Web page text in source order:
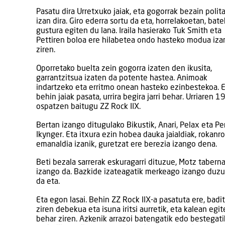
Pasatu dira Urretxuko jaiak, eta gogorrak bezain
izan dira. Giro ederra sortu da eta, horrelakoetan,
gustura egiten du lana. Iraila hasierako Tuk Smith eta
Pettiren boloa ere hilabetea ondo hasteko modua
ziren.
Oporretako buelta zein gogorra izaten den ikusita,
garrantzitsua izaten da potente hastea. Animoak
indartzeko eta erritmo onean hasteko ezinbestekoa.
behin jaiak pasata, urrira begira jarri behar. Urriaren
ospatzen baitugu ZZ Rock IIX.
Bertan izango ditugulako Bikustik, Anari, Pelax eta
Ikynger. Eta itxura ezin hobea dauka jaialdiak,
emanaldia izanik, guretzat ere berezia izango dena.
Beti bezala sarrerak eskuragarri dituzue, Motz
izango da. Bazkide izateagatik merkeago izango
da eta.
Eta egon lasai. Behin ZZ Rock IIX-a pasatuta ere,
ziren debekua eta isuna iritsi aurretik, eta kalean
behar ziren. Azkenik arrazoi batengatik edo